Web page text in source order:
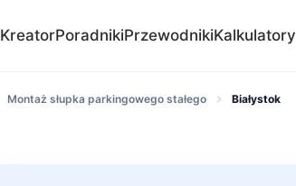
KreatorPoradnikiPrzewodnikiKalkulatory
Montaż słupka parkingowego stałego Białystok